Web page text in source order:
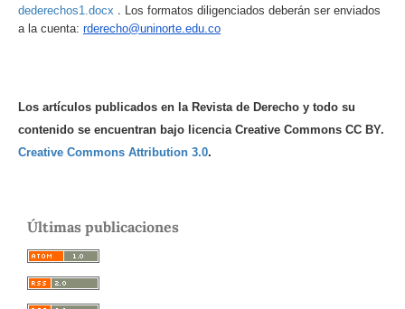
dederechos1.docx . Los formatos diligenciados deberán ser enviados
a la cuenta: rderecho@uninorte.edu.co
Los artículos publicados en la Revista de Derecho y todo su
contenido se encuentran bajo licencia Creative Commons CC BY.
Creative Commons Attribution 3.0.
Últimas publicaciones